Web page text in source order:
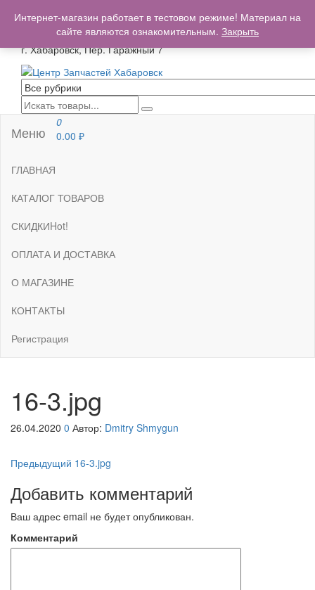
centrzapchastey.ru@mail.ru
г. Хабаровск, Пер. Гаражный 7
Центр Запчастей Хабаровск
Запчасти для авто,
мото,бензопил,велосипедов,снегоходов,бензопил и т.д.
Хабаровск
Меню
0
0.00 ₽
ГЛАВНАЯ
КАТАЛОГ ТОВАРОВ
СКИДКИHot!
ОПЛАТА И ДОСТАВКА
О МАГАЗИНЕ
КОНТАКТЫ
Регистрация
16-3.jpg
26.04.2020 0 Автор: Dmitry Shmygun
Навигация
по
записям
Предыдущая
Предыдущий 16-3.jpg
Добавить комментарий
Ваш адрес email не будет опубликован.
Комментарий
Интернет-магазин работает в тестовом режиме! Материал на
сайте являются ознакомительным. Закрыть